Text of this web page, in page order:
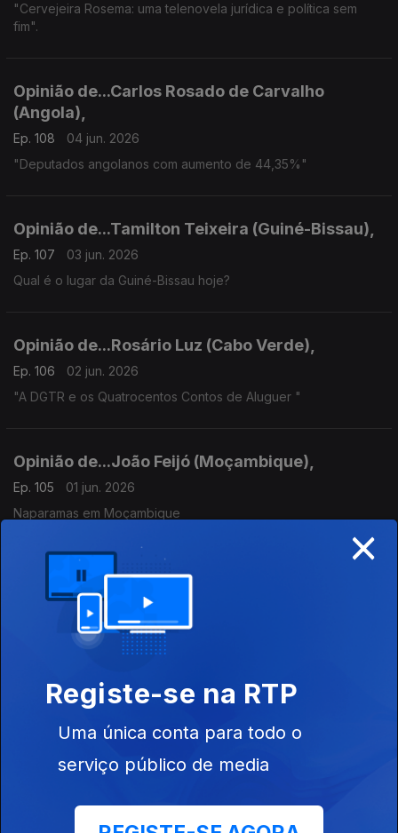
"Cervejeira Rosema: uma telenovela jurídica e política sem
fim".
Opinião de...Carlos Rosado de Carvalho
(Angola),
Ep. 108
04 jun. 2026
"Deputados angolanos com aumento de 44,35%"
Opinião de...Tamilton Teixeira (Guiné-Bissau),
Ep. 107
03 jun. 2026
Qual é o lugar da Guiné-Bissau hoje?
Opinião de...Rosário Luz (Cabo Verde),
Ep. 106
02 jun. 2026
"A DGTR e os Quatrocentos Contos de Aluguer "
Opinião de...João Feijó (Moçambique),
Ep. 105
01 jun. 2026
Naparamas em Moçambique
Opinião de...Gelson Baía (São Tomé e Principe)
Ep. 104
29 mai. 2026
"O que esperar das próximas eleições presidenciais e
Legislativas em STP"
Opinião de...Carlos Rosado de Carvalho
(Angola),
28 mai. 2026
×
Registe-se na RTP
Uma única conta para todo o
serviço público de media